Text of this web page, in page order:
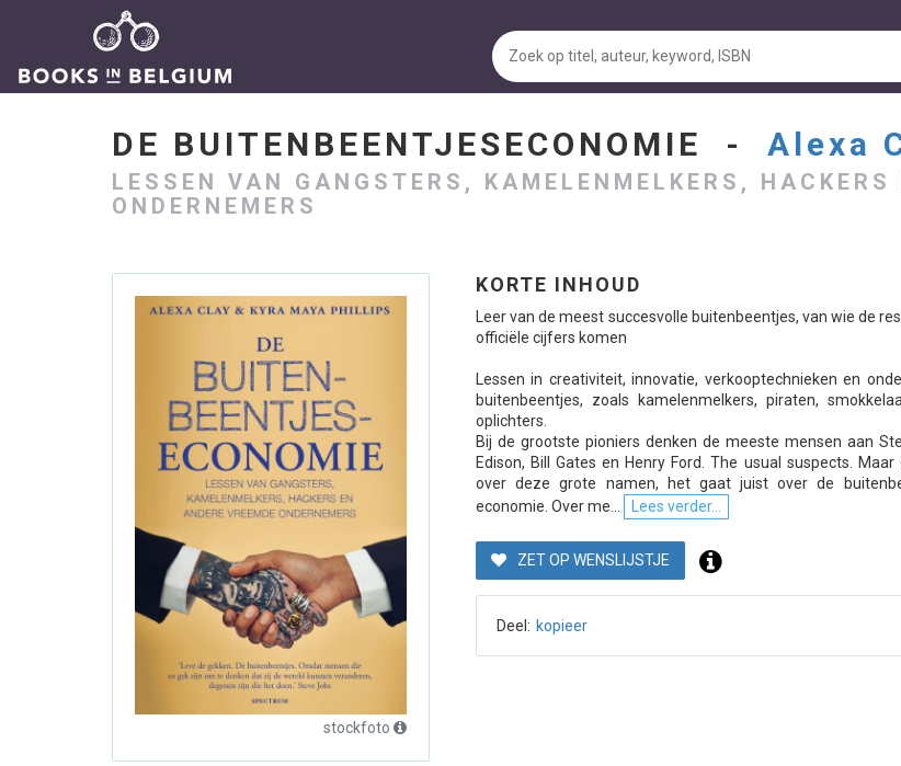
DE BUITENBEENTJESECONOMIE - Alexa
LESSEN VAN GANGSTERS, KAMELENMELKERS, HACKERS
ONDERNEMERS
stockfoto
KORTE INHOUD
Leer van de meest succesvolle buitenbeentjes, van wie de
officiële cijfers komen
Lessen in creativiteit, innovatie, verkooptechnieken en
buitenbeentjes, zoals kamelenmelkers, piraten,
oplichters.
Bij de grootste pioniers denken de meeste mensen aan
Edison, Bill Gates en Henry Ford. The usual suspects.
over deze grote namen, het gaat juist over de
economie. Over me...
Lees verder...
ZET OP WENSLIJSTJE
Deel: kopieer